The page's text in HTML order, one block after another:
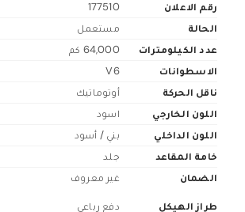
رقم الاعلان
177510
الحالة
مستعمل
عدد الكيلومترات
64,000 كم
الاسطوانات
V6
ناقل الحركة
أوتوماتيك
اللون الخارجي
اسود
اللون الداخلي
بني / أسود
خامة المقاعد
جلد
الضمان
غير معروف
طراز الهيكل دفع رباعي